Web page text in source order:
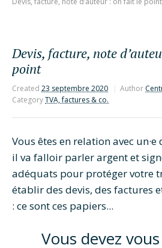
Devis, facture, note
point
Created 23 septembre 2020 Author
CategoryTVA, factures & co.
Vous êtes en relation avec un·e
il va falloir parler argent et
adéquats pour protéger votre
établir des devis, des factures
: ce sont ces papiers...
Vous devez